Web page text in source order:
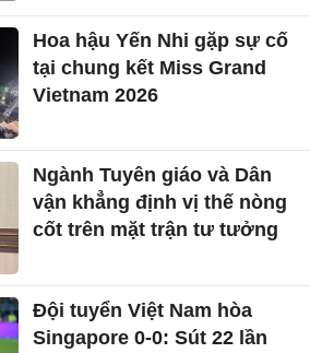
Hoa hậu Yến Nhi gặp sự cố
tại chung kết Miss Grand
Vietnam 2026
Ngành Tuyên giáo và Dân
vận khẳng định vị thế nòng
cốt trên mặt trận tư tưởng
Đội tuyển Việt Nam hòa
Singapore 0-0: Sút 22 lần